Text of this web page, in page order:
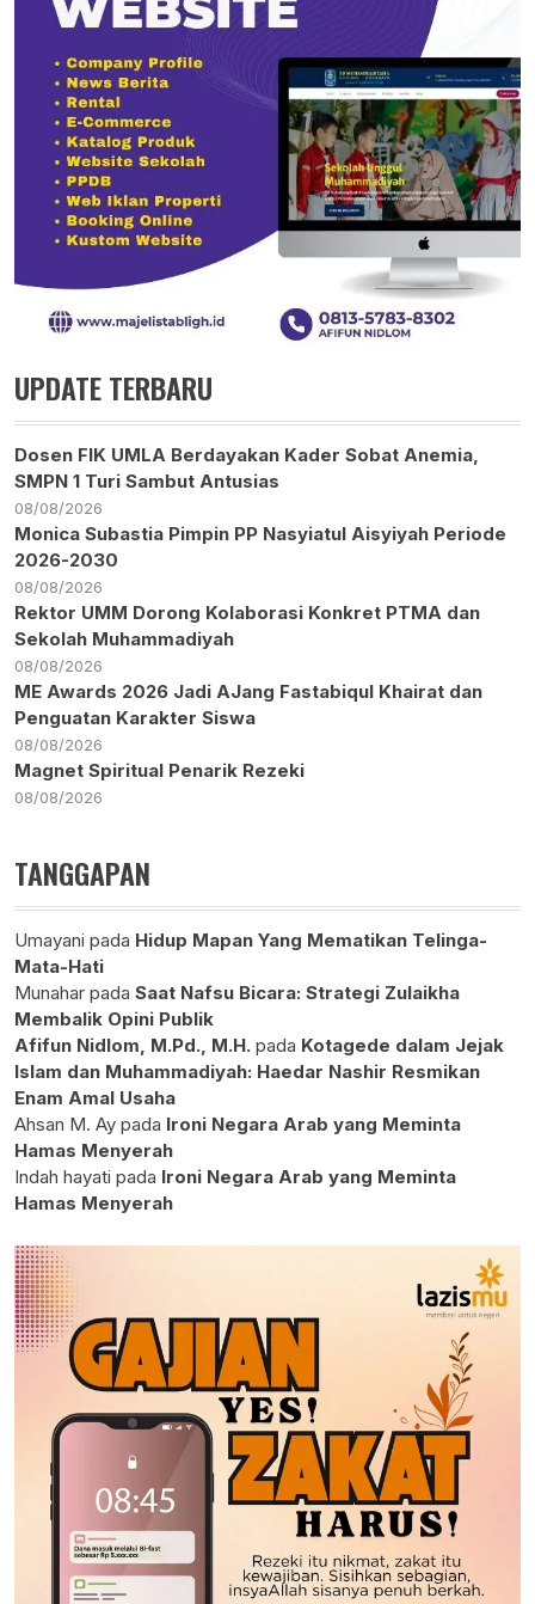
UPDATE TERBARU
Dosen FIK UMLA Berdayakan Kader Sobat Anemia,
SMPN 1 Turi Sambut Antusias
08/08/2026
Monica Subastia Pimpin PP Nasyiatul Aisyiyah Periode
2026-2030
08/08/2026
Rektor UMM Dorong Kolaborasi Konkret PTMA dan
Sekolah Muhammadiyah
08/08/2026
ME Awards 2026 Jadi AJang Fastabiqul Khairat dan
Penguatan Karakter Siswa
08/08/2026
Magnet Spiritual Penarik Rezeki
08/08/2026
TANGGAPAN
Umayani pada Hidup Mapan Yang Mematikan Telinga-
Mata-Hati
Munahar pada Saat Nafsu Bicara: Strategi Zulaikha
Membalik Opini Publik
Afifun Nidlom, M.Pd., M.H. pada Kotagede dalam Jejak
Islam dan Muhammadiyah: Haedar Nashir Resmikan
Enam Amal Usaha
Ahsan M. Ay pada Ironi Negara Arab yang Meminta
Hamas Menyerah
Indah hayati pada Ironi Negara Arab yang Meminta
Hamas Menyerah